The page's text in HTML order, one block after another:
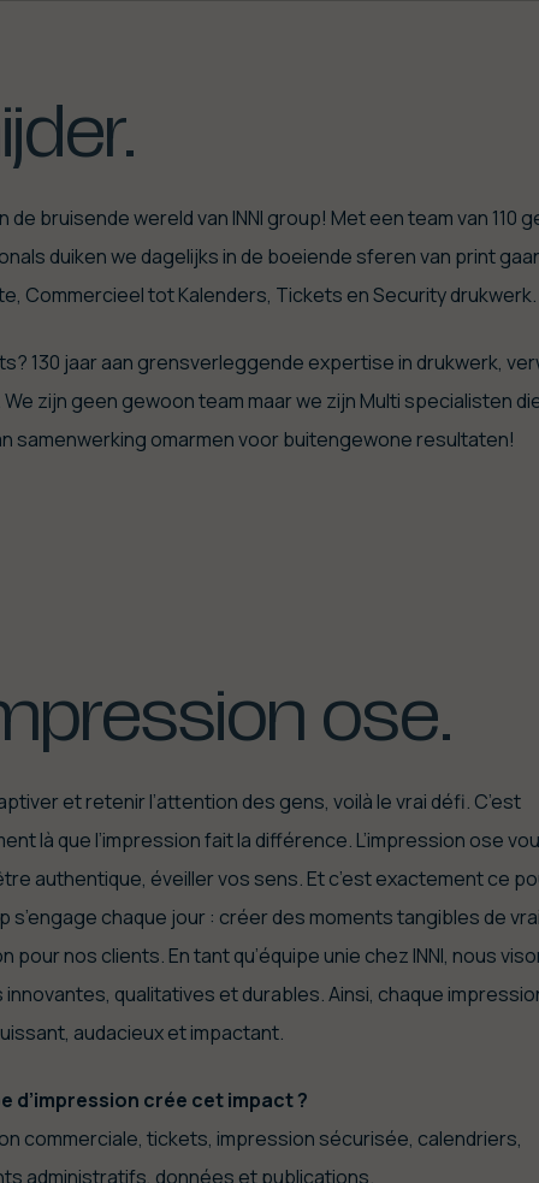
de bruisende wereld van INNI group! Met een team van 110
duiken we dagelijks in de boeiende sferen van print
Commercieel tot Kalenders, Tickets en Security drukwerk.
130 jaar aan grensverleggende expertise in drukwerk,
We zijn geen gewoon team maar we zijn Multi specialisten
samenwerking omarmen voor buitengewone resultaten!
ose.
et retenir l’attention des gens, voilà le vrai défi. C’est
là que l’impression fait la différence. L’impression ose
authentique, éveiller vos sens. Et c’est exactement ce
s’engage chaque jour : créer des moments tangibles de
pour nos clients. En tant qu’équipe unie chez INNI, nous
innovantes, qualitatives et durables. Ainsi, chaque
audacieux et impactant.
d’impression crée cet impact ?
commerciale, tickets, impression sécurisée, calendriers,
administratifs, données et publications.